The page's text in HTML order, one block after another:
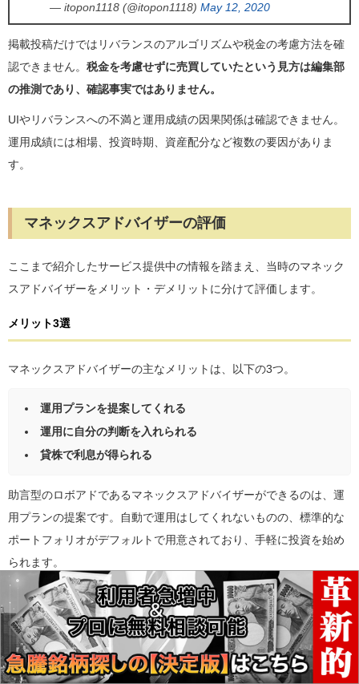
— itopon1118 (@itopon1118) May 12, 2020
掲載投稿だけではリバランスのアルゴリズムや税金の考慮方法を確
認できません。 税金を考慮せずに売買していたという見方は編集部
の推測であり、確認事実ではありません。
UIやリバランスへの不満と運用成績の因果関係は確認できません。
運用成績には相場、投資時期、資産配分など複数の要因がありま
す。
マネックスアドバイザーの評価
ここまで紹介したサービス提供中の情報を踏まえ、当時のマネック
スアドバイザーをメリット・デメリットに分けて評価します。
メリット3選
マネックスアドバイザーの主なメリットは、以下の3つ。
運用プランを提案してくれる
運用に自分の判断を入れられる
貸株で利息が得られる
助言型のロボアドであるマネックスアドバイザーができるのは、運
用プランの提案です。自動で運用はしてくれないものの、標準的な
ポートフォリオがデフォルトで用意されており、手軽に投資を始め
られます。
中・上級者であれば、運用プランを参考に自分なりの投資判断を入
れることも可能。最終的に自分で購入する銘柄を選ぶため、必ずし
もアドバイスに従わなくても大丈夫です。
また、国内ETFで運用するマネックスアドバイザーは、貸株で利息